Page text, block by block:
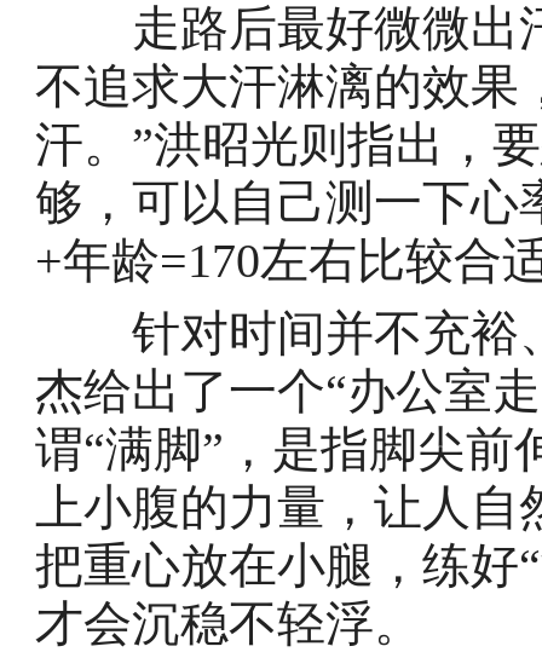
走路后最好微微出
不追求大汗淋漓的效果
汗。”洪昭光则指出，
够，可以自己测一下心
+年龄=170左右比较合
针对时间并不充裕
杰给出了一个“办公室
谓“满脚”，是指脚尖
上小腹的力量，让人自
把重心放在小腿，练好
才会沉稳不轻浮。